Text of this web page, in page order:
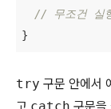
// 무조건 실
}
try 구문 안에서